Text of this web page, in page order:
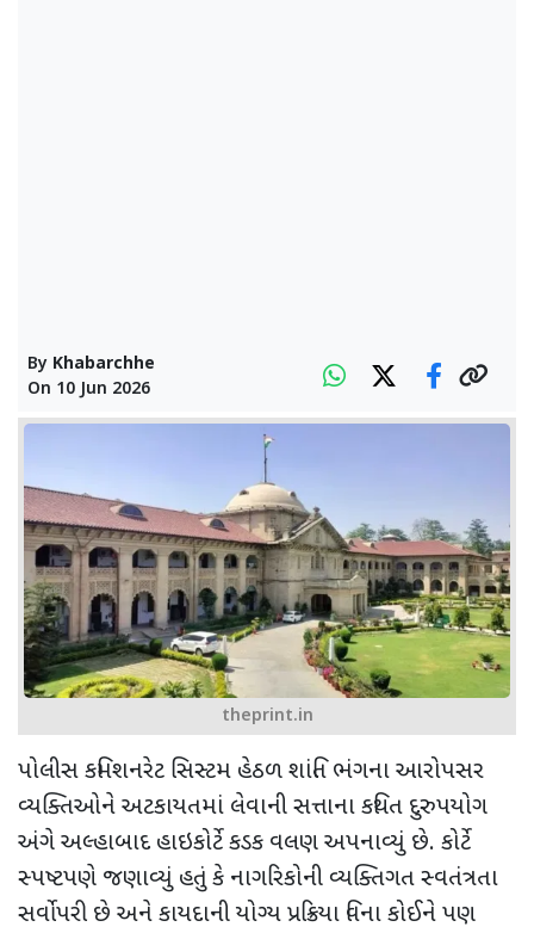
By Khabarchhe
On 10 Jun 2026
theprint.in
પોલીસ કમિશનરેટ સિસ્ટમ હેઠળ શાંતિ ભંગના આરોપસર
વ્યક્તિઓને અટકાયતમાં લેવાની સત્તાના કથિત દુરુપયોગ
અંગે અલ્હાબાદ હાઇકોર્ટે કડક વલણ અપનાવ્યું છે. કોર્ટે
સ્પષ્ટપણે જણાવ્યું હતું કે નાગરિકોની વ્યક્તિગત સ્વતંત્રતા
સર્વોપરી છે અને કાયદાની યોગ્ય પ્રક્રિયા વિના કોઈને પણ